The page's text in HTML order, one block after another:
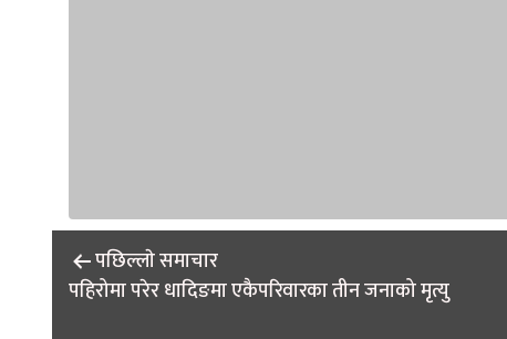
Post
navigation
पछिल्लाे समाचार
पहिरोमा परेर धादिङमा एकैपरिवारका तीन जनाको मृत्यु